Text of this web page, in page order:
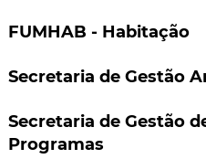
FUMHAB - Habitação
Secretaria de Gestão
Secretaria de Gestão
Programas